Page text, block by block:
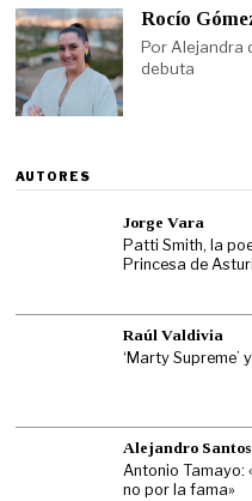
Rocío
Por Alejandra
debuta
AUTORES
Jorge Vara
Patti Smith, la
Princesa de
Raúl Valdivia
‘Marty Supreme’
Alejandro Santos
Antonio Tamayo:
no por la fama»